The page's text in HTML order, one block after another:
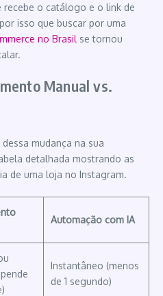
recebe o catálogo e o link de
isso que buscar por uma
no Brasil se tornou
Manual vs.
mudança na sua
detalhada mostrando as
de uma loja no Instagram.
Automação com IA
Instantâneo (menos
de 1 segundo)